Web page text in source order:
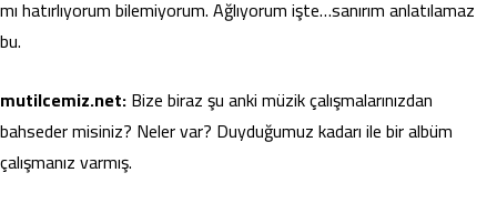
mı hatırlıyorum bilemiyorum. Ağlıyorum işte…sanırım anlatılamaz
bu.
mutilcemiz.net:Bize biraz şu anki müzik çalışmalarınızdan
bahseder misiniz? Neler var? Duyduğumuz kadarı ile bir albüm
çalışmanız varmış.